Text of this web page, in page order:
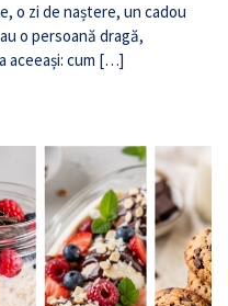
o zi de naștere, un cadou
o persoană dragă,
aceeași: cum […]